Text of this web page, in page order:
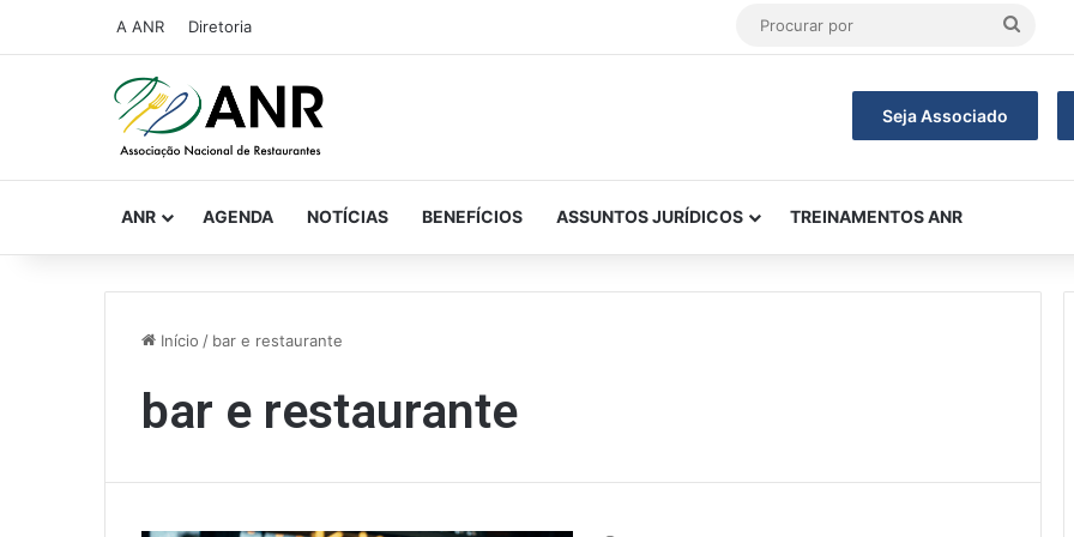
A ANR Diretoria
Seja Associado
ANR AGENDA NOTÍCIAS BENEFÍCIOS ASSUNTOS JURÍDICOS TREINAMENTOS ANR
Início / bar e restaurante
bar e restaurante